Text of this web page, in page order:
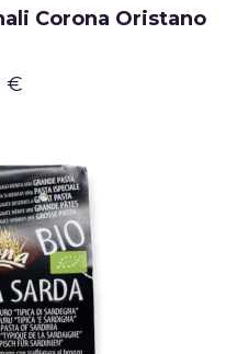
Corona Oristano
€